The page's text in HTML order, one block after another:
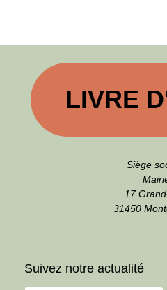
LIVRE
Siège
17
31450
Suivez notre actualité